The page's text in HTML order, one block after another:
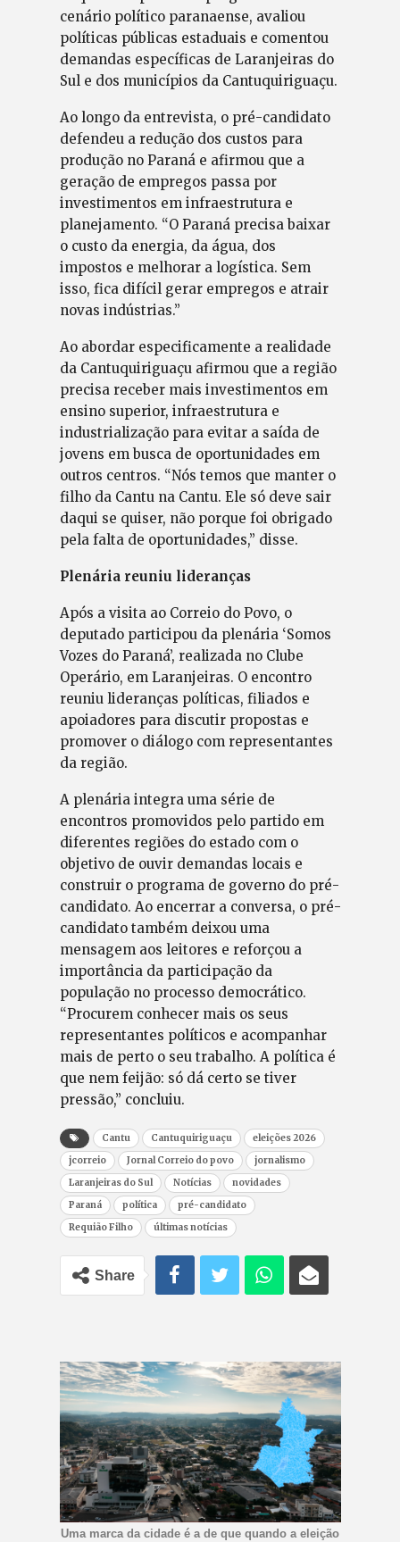
cenário político paranaense, avaliou
políticas públicas estaduais e comentou
demandas específicas de Laranjeiras do
Sul e dos municípios da Cantuquiriguaçu.
Ao longo da entrevista, o pré-candidato
defendeu a redução dos custos para
produção no Paraná e afirmou que a
geração de empregos passa por
investimentos em infraestrutura e
planejamento. “O Paraná precisa baixar
o custo da energia, da água, dos
impostos e melhorar a logística. Sem
isso, fica difícil gerar empregos e atrair
novas indústrias.”
Ao abordar especificamente a realidade
da Cantuquiriguaçu afirmou que a região
precisa receber mais investimentos em
ensino superior, infraestrutura e
industrialização para evitar a saída de
jovens em busca de oportunidades em
outros centros. “Nós temos que manter o
filho da Cantu na Cantu. Ele só deve sair
daqui se quiser, não porque foi obrigado
pela falta de oportunidades,” disse.
Plenária reuniu lideranças
Após a visita ao Correio do Povo, o
deputado participou da plenária ‘Somos
Vozes do Paraná’, realizada no Clube
Operário, em Laranjeiras. O encontro
reuniu lideranças políticas, filiados e
apoiadores para discutir propostas e
promover o diálogo com representantes
da região.
A plenária integra uma série de
encontros promovidos pelo partido em
diferentes regiões do estado com o
objetivo de ouvir demandas locais e
construir o programa de governo do pré-
candidato. Ao encerrar a conversa, o pré-
candidato também deixou uma
mensagem aos leitores e reforçou a
importância da participação da
população no processo democrático.
“Procurem conhecer mais os seus
representantes políticos e acompanhar
mais de perto o seu trabalho. A política é
que nem feijão: só dá certo se tiver
pressão,” concluiu.
Cantu Cantuquiriguaçu
eleições 2026
jcorreio
Jornal Correio do povo
jornalismo
Laranjeiras do Sul
Notícias
novidades
Paraná
política
pré-candidato
Requião Filho
últimas notícias
Share
Uma marca da cidade é a de que quando a eleição